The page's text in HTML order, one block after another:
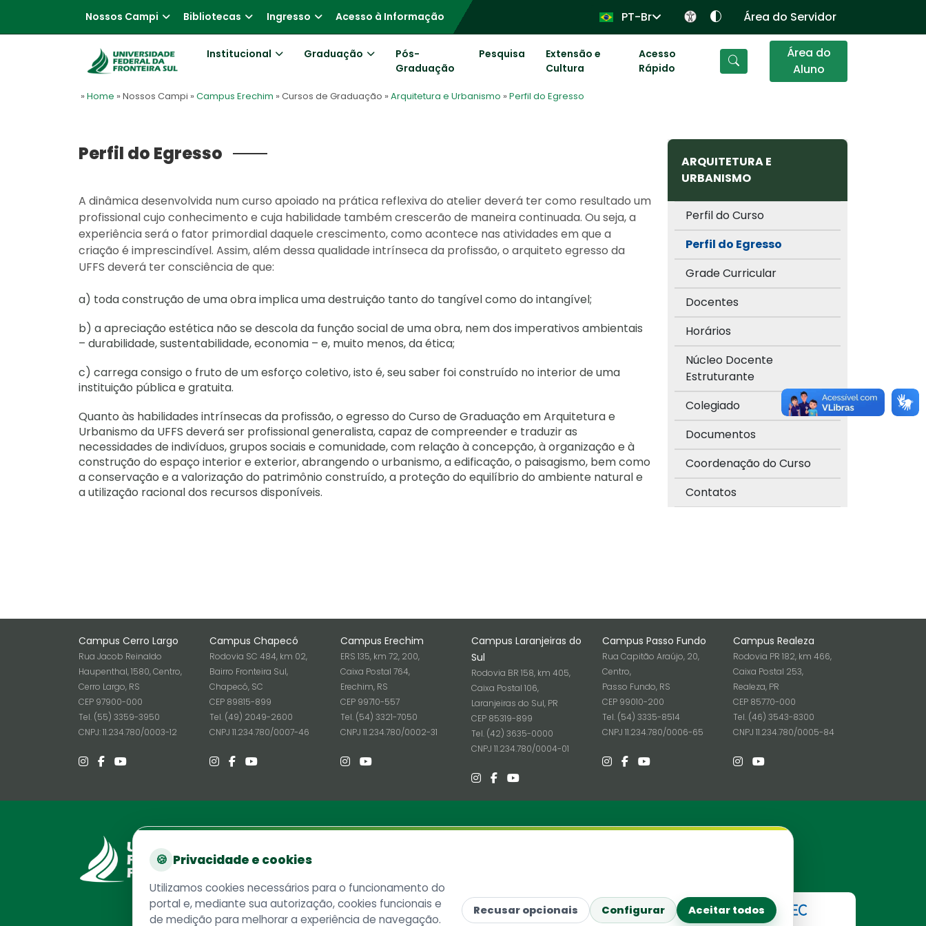
Nossos Campi Bibliotecas Ingresso Acesso à Informação PT-Br Área do Servidor
Institucional Graduação
Pós-
Graduação
Pesquisa
Extensão e
Cultura
Acesso
Rápido
Área do
Aluno
» Home » Nossos Campi » Campus Erechim » Cursos de Graduação » Arquitetura e Urbanismo » Perfil do Egresso
Perfil do Egresso
A dinâmica desenvolvida num curso apoiado na prática reflexiva do atelier deverá ter como resultado um
profissional cujo conhecimento e cuja habilidade também crescerão de maneira continuada. Ou seja, a
experiência será o fator primordial daquele crescimento, como acontece nas atividades em que a
criação é imprescindível. Assim, além dessa qualidade intrínseca da profissão, o arquiteto egresso da
UFFS deverá ter consciência de que:
a) toda construção de uma obra implica uma destruição tanto do tangível como do intangível;
b) a apreciação estética não se descola da função social de uma obra, nem dos imperativos ambientais
– durabilidade, sustentabilidade, economia – e, muito menos, da ética;
c) carrega consigo o fruto de um esforço coletivo, isto é, seu saber foi construído no interior de uma
instituição pública e gratuita.
Quanto às habilidades intrínsecas da profissão, o egresso do Curso de Graduação em Arquitetura e
Urbanismo da UFFS deverá ser profissional generalista, capaz de compreender e traduzir as
necessidades de indivíduos, grupos sociais e comunidade, com relação à concepção, à organização e à
construção do espaço interior e exterior, abrangendo o urbanismo, a edificação, o paisagismo, bem como
a conservação e a valorização do patrimônio construído, a proteção do equilíbrio do ambiente natural e
a utilização racional dos recursos disponíveis.
ARQUITETURA E
URBANISMO
Perfil do Curso
Perfil do Egresso
Grade Curricular
Docentes
Horários
Núcleo Docente
Estruturante
Colegiado
Documentos
Coordenação do Curso
Contatos
Campus Cerro Largo
Rua Jacob Reinaldo
Haupenthal, 1580, Centro,
Cerro Largo, RS
CEP 97900-000
Tel. (55) 3359-3950
CNPJ: 11.234.780/0003-12
Campus Chapecó
Rodovia SC 484, km 02,
Bairro Fronteira Sul,
Chapecó, SC
CEP 89815-899
Tel. (49) 2049-2600
CNPJ 11.234.780/0007-46
Campus Erechim
ERS 135, km 72, 200,
Caixa Postal 764,
Erechim, RS
CEP 99710-557
Tel. (54) 3321-7050
CNPJ 11.234.780/0002-31
Campus Laranjeiras do
Sul
Rodovia BR 158, km 405,
Caixa Postal 106,
Laranjeiras do Sul, PR
CEP 85319-899
Tel. (42) 3635-0000
CNPJ 11.234.780/0004-01
Campus Passo Fundo
Rua Capitão Araújo, 20,
Centro,
Passo Fundo, RS
CEP 99010-200
Tel. (54) 3335-8514
CNPJ 11.234.780/0006-65
Campus Realeza
Rodovia PR 182, km 466,
Caixa Postal 253,
Realeza, PR
CEP 85770-000
Tel. (46) 3543-8300
CNPJ 11.234.780/0005-84
Rodovia SC 484 - Km 02, Fronteira Sul
CEP 89815-899
Caixa Postal 181
Telefone: (49) 2049-3100
Imprensa
Lista telefônica UFFS
🍪 Privacidade e cookies
Utilizamos cookies necessários para o funcionamento do
portal e, mediante sua autorização, cookies funcionais e
de medição para melhorar a experiência de navegação.
Recusar opcionais Configurar Aceitar todos